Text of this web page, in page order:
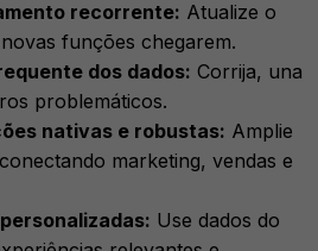
recorrente: Atualize o
funções chegarem.
dos dados: Corrija, una
problemáticos.
nativas e robustas: Amplie
marketing, vendas e
Use dados do